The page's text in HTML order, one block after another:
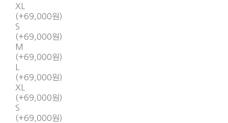
XL
(+69,000원)
S
(+69,000원)
M
(+69,000원)
(+69,000원)
XL
(+69,000원)
S
(+69,000원)